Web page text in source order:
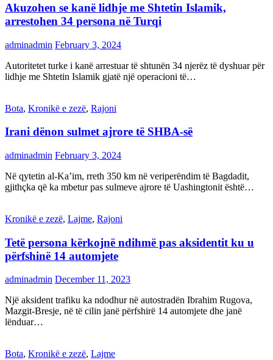
Akuzohen se kanë lidhje me Shtetin Islamik,
arrestohen 34 persona në Turqi
adminadmin February 3, 2024
Autoritetet turke i kanë arrestuar të shtunën 34 njerëz të dyshuar për
lidhje me Shtetin Islamik gjatë një operacioni të…
Bota, Kronikë e zezë, Rajoni
Irani dënon sulmet ajrore të SHBA-së
adminadmin February 3, 2024
Në qytetin al-Ka’im, rreth 350 km në veriperëndim të Bagdadit,
gjithçka që ka mbetur pas sulmeve ajrore të Uashingtonit është…
Kronikë e zezë, Lajme, Rajoni
Tetë persona kërkojnë ndihmë pas aksidentit ku u
përfshinë 14 automjete
adminadmin December 11, 2023
Një aksident trafiku ka ndodhur në autostradën Ibrahim Rugova,
Mazgit-Bresje, në të cilin janë përfshirë 14 automjete dhe janë
lënduar…
Bota, Kronikë e zezë, Lajme